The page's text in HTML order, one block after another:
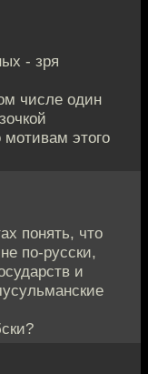
- зря
числе один
этого
понять, что
по-русски,
и